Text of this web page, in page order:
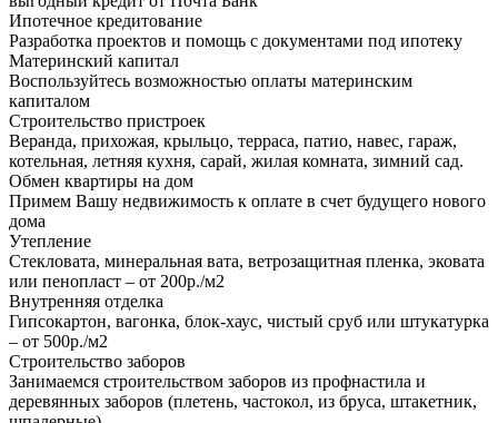
Ипотечное кредитование
Разработка проектов и помощь с документами под ипотеку
Материнский капитал
Воспользуйтесь возможностью оплаты материнским
капиталом
Строительство пристроек
Веранда, прихожая, крыльцо, терраса, патио, навес, гараж,
котельная, летняя кухня, сарай, жилая комната, зимний сад.
Обмен квартиры на дом
Примем Вашу недвижимость к оплате в счет будущего нового
дома
Утепление
Стекловата, минеральная вата, ветрозащитная пленка, эковата
или пенопласт – от 200р./м2
Внутренняя отделка
Гипсокартон, вагонка, блок-хаус, чистый сруб или штукатурка
– от 500р./м2
Строительство заборов
Занимаемся строительством заборов из профнастила и
деревянных заборов (плетень, частокол, из бруса, штакетник,